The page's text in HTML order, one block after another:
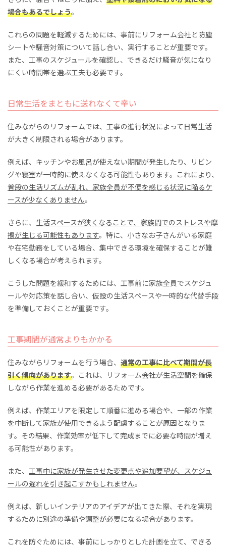
場合もあるでしょう。
これらの問題を軽減するためには、事前にリフォーム会社と防塵
シートや騒音対策について話し合い、実行することが重要です。
また、工事のスケジュールを確認し、できるだけ騒音が気になり
にくい時間帯を選ぶ工夫も必要です。
日常生活をまともに送れなくて辛い
住みながらのリフォームでは、工事の進行状況によって日常生活
が大きく制限される場合があります。
例えば、キッチンやお風呂が使えない期間が発生したり、リビン
グや寝室が一時的に使えなくなる可能性もあります。これにより、
普段の生活リズムが乱れ、家族全員が不便を感じる状況に陥るケ
ースが少なくありません。
さらに、 生活スペースが狭くなることで、家族間でのストレスや摩
擦が生じる可能性もあります。特に、小さなお子さんがいる家庭
や在宅勤務をしている場合、集中できる環境を確保することが難
しくなる場合が考えられます。
こうした問題を緩和するためには、工事前に家族全員でスケジュ
ールや対応策を話し合い、仮設の生活スペースや一時的な代替手段
を準備しておくことが重要です。
工事期間が通常よりもかかる
住みながらリフォームを行う場合、 通常の工事に比べて期間が長
引く傾向があります。これは、リフォーム会社が生活空間を確保
しながら作業を進める必要があるためです。
例えば、作業エリアを限定して順番に進める場合や、一部の作業
を中断して家族が使用できるよう配慮することが原因となりま
す。その結果、作業効率が低下して完成までに必要な時間が増え
る可能性があります。
また、 工事中に家族が発生させた変更点や追加要望が、スケジュ
ールの遅れを引き起こすかもしれません。
例えば、新しいインテリアのアイデアが出てきた際、それを実現
するために別途の準備や調整が必要になる場合があります。
これを防ぐためには、事前にしっかりとした計画を立て、できる